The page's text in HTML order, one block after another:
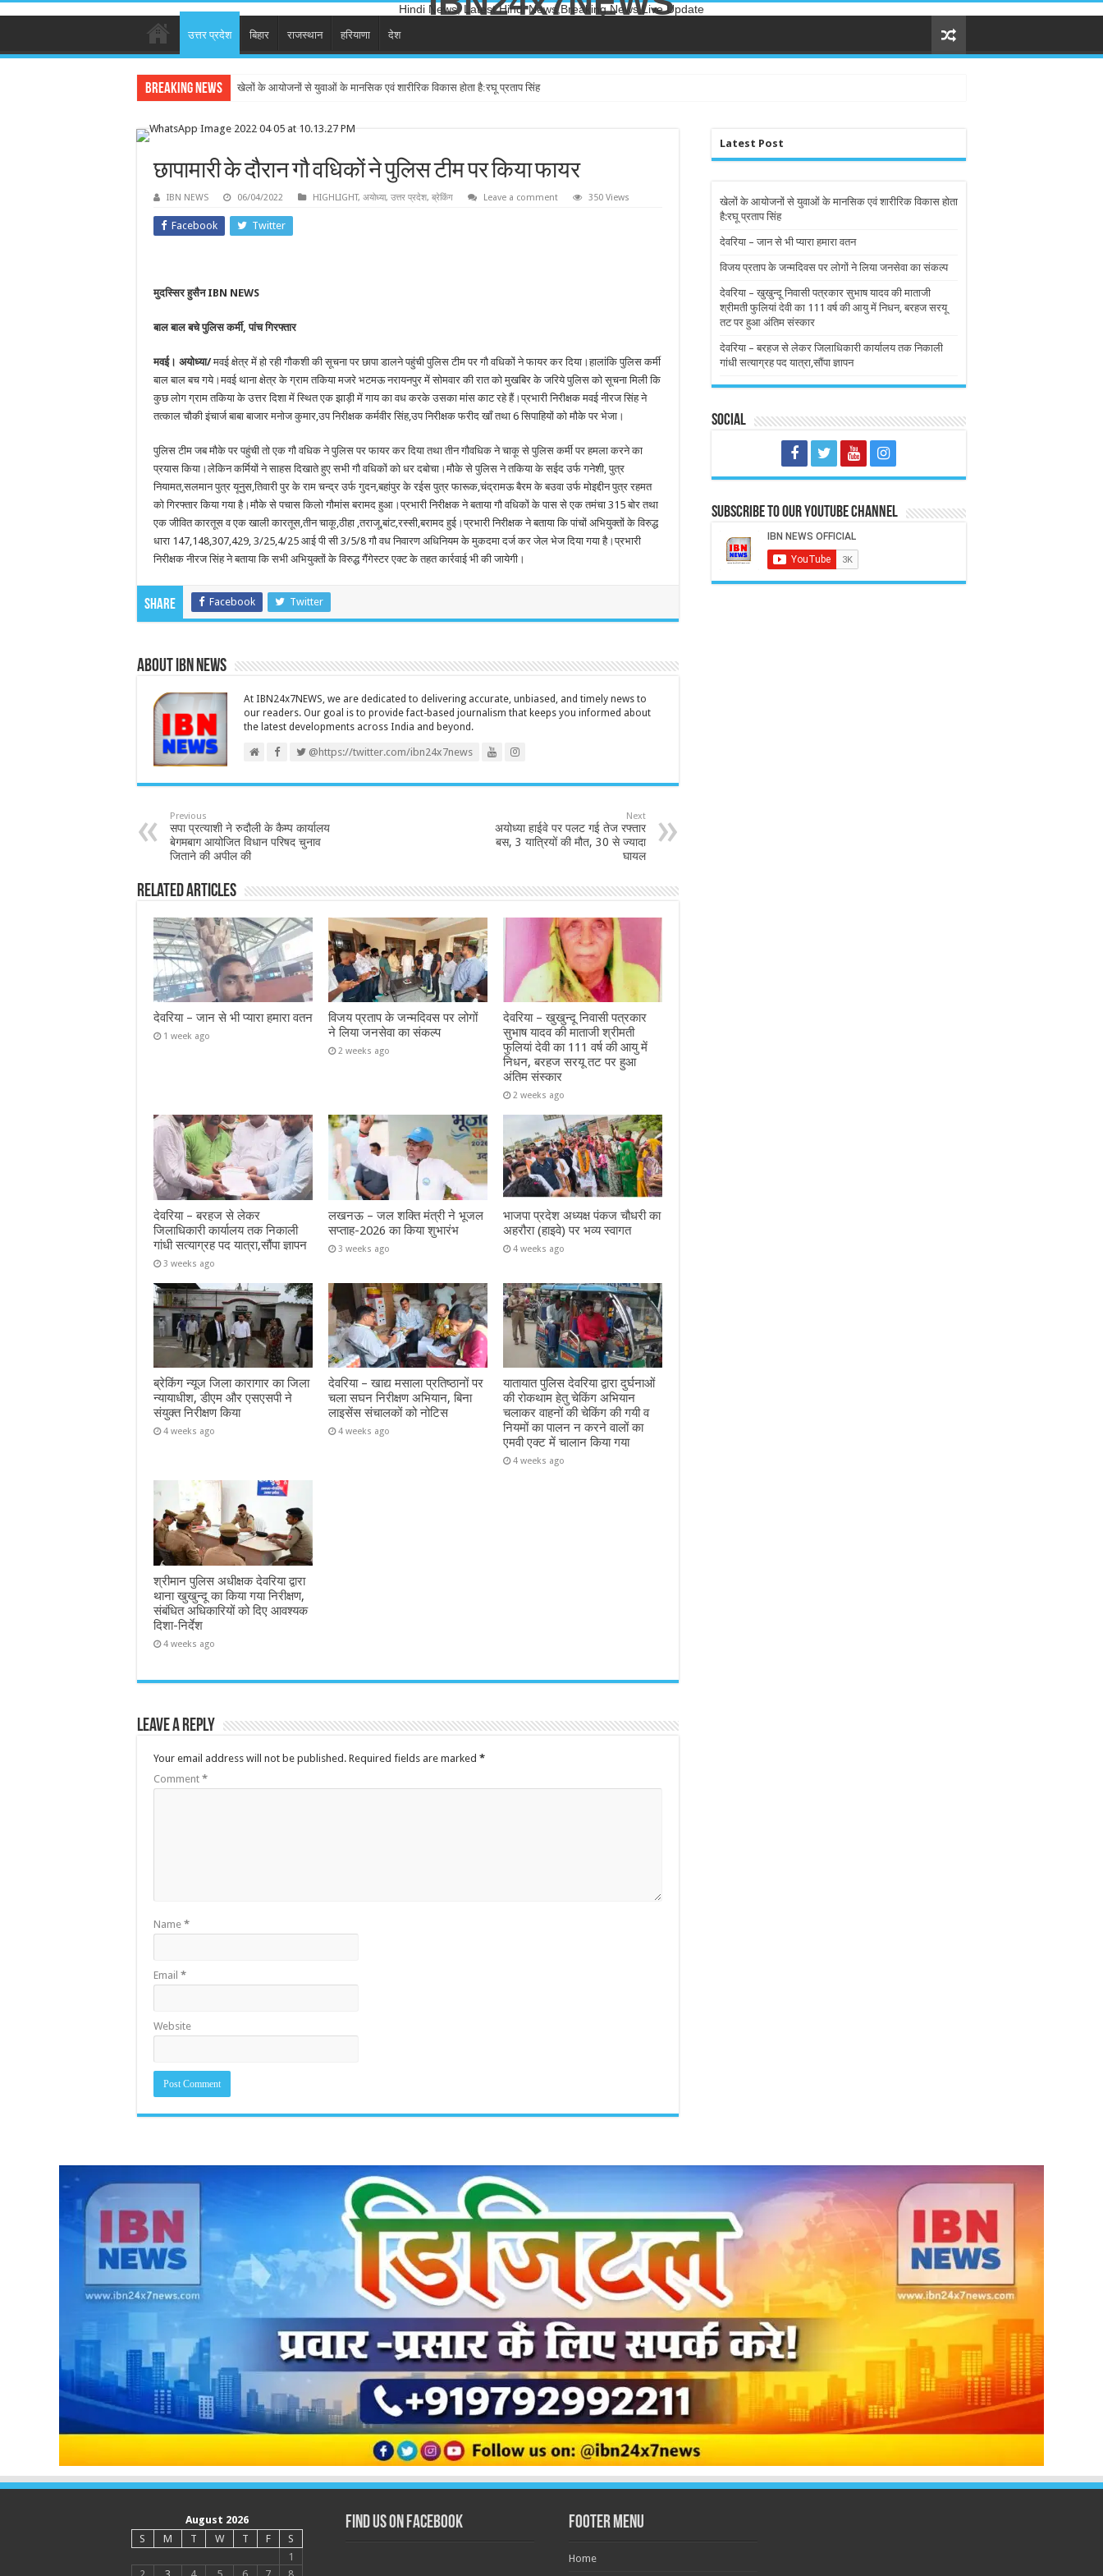
Hindi News, Latest Hindi News,Breaking News,Live Update
उत्तर प्रदेश बिहार राजस्थान हरियाणा देश
Breaking News खेलों के आयोजनों से युवाओं के मानसिक एवं शारीरिक विकास होता है:रघू प्रताप सिंह
छापामारी के दौरान गौ वधिकों ने पुलिस टीम पर किया फायर
IBN NEWS 06/04/2022 HIGHLIGHT, अयोध्या, उत्तर प्रदेश, ब्रेकिंग Leave a comment 350 Views
Facebook Twitter
मुदस्सिर हुसैन IBN NEWS
बाल बाल बचे पुलिस कर्मी, पांच गिरफ्तार
मवई। अयोध्या/मवई क्षेत्र में हो रही गौकशी की सूचना पर छापा डालने पहुंची पुलिस टीम पर गौ वधिकों ने फायर कर दिया।हालांकि पुलिस कर्मी
बाल बाल बच गये।मवई थाना क्षेत्र के ग्राम तकिया मजरे भटमऊ नरायनपुर में सोमवार की रात को मुखबिर के जरिये पुलिस को सूचना मिली कि
कुछ लोग ग्राम तकिया के उत्तर दिशा में स्थित एक झाड़ी में गाय का वध करके उसका मांस काट रहे हैं।प्रभारी निरीक्षक मवई नीरज सिंह ने
तत्काल चौकी इंचार्ज बाबा बाजार मनोज कुमार,उप निरीक्षक कर्मवीर सिंह,उप निरीक्षक फरीद खाँ तथा 6 सिपाहियों को मौके पर भेजा।
पुलिस टीम जब मौके पर पहुंची तो एक गौ वधिक ने पुलिस पर फायर कर दिया तथा तीन गौवधिक ने चाकू से पुलिस कर्मी पर हमला करने का
प्रयास किया।लेकिन कर्मियों ने साहस दिखाते हुए सभी गौ वधिकों को धर दबोचा।मौके से पुलिस ने तकिया के सईद उर्फ गनेशी, पुत्र
नियामत,सलमान पुत्र यूनुस,तिवारी पुर के राम चन्द्र उर्फ गुदन,बहांपुर के रईस पुत्र फारूक,चंद्रामऊ बैरम के बउवा उर्फ मोइद्दीन पुत्र रहमत
को गिरफ्तार किया गया है।मौके से पचास किलो गौमांस बरामद हुआ।प्रभारी निरीक्षक ने बताया गौ वधिकों के पास से एक तमंचा 315 बोर तथा
एक जीवित कारतूस व एक खाली कारतूस,तीन चाकू,ठीहा ,तराजू,बांट,रस्सी,बरामद हुई।प्रभारी निरीक्षक ने बताया कि पांचों अभियुक्तों के विरुद्ध
धारा 147,148,307,429, 3/25,4/25 आई पी सी 3/5/8 गौ वध निवारण अधिनियम के मुकदमा दर्ज कर जेल भेज दिया गया है।प्रभारी
निरीक्षक नीरज सिंह ने बताया कि सभी अभियुक्तों के विरुद्ध गैंगेस्टर एक्ट के तहत कार्रवाई भी की जायेगी।
Share Facebook Twitter
About IBN NEWS
At IBN24x7NEWS, we are dedicated to delivering accurate, unbiased, and timely news to
our readers. Our goal is to provide fact-based journalism that keeps you informed about
the latest developments across India and beyond.
@https://twitter.com/ibn24x7news
Previous
सपा प्रत्याशी ने रुदौली के कैम्प कार्यालय
बेगमबाग आयोजित विधान परिषद चुनाव
जिताने की अपील की
Next
अयोध्या हाईवे पर पलट गई तेज रफ्तार
बस, 3 यात्रियों की मौत, 30 से ज्यादा
घायल
Related Articles
देवरिया – जान से भी प्यारा हमारा वतन
1 week ago
विजय प्रताप के जन्मदिवस पर लोगों
ने लिया जनसेवा का संकल्प
2 weeks ago
देवरिया – खुखुन्दू निवासी पत्रकार
सुभाष यादव की माताजी श्रीमती
फुलियां देवी का 111 वर्ष की आयु में
निधन, बरहज सरयू तट पर हुआ
अंतिम संस्कार
2 weeks ago
देवरिया – बरहज से लेकर
जिलाधिकारी कार्यालय तक निकाली
गांधी सत्याग्रह पद यात्रा,सौंपा ज्ञापन
3 weeks ago
लखनऊ – जल शक्ति मंत्री ने भूजल
सप्ताह-2026 का किया शुभारंभ
3 weeks ago
भाजपा प्रदेश अध्यक्ष पंकज चौधरी का
अहरौरा (हाइवे) पर भव्य स्वागत
4 weeks ago
ब्रेकिंग न्यूज जिला कारागार का जिला
न्यायाधीश, डीएम और एसएसपी ने
संयुक्त निरीक्षण किया
4 weeks ago
देवरिया – खाद्य मसाला प्रतिष्ठानों पर
चला सघन निरीक्षण अभियान, बिना
लाइसेंस संचालकों को नोटिस
4 weeks ago
यातायात पुलिस देवरिया द्वारा दुर्घनाओं
की रोकथाम हेतु चेकिंग अभियान
चलाकर वाहनों की चेकिंग की गयी व
नियमों का पालन न करने वालों का
एमवी एक्ट में चालान किया गया
4 weeks ago
श्रीमान पुलिस अधीक्षक देवरिया द्वारा
थाना खुखुन्दू का किया गया निरीक्षण,
संबंधित अधिकारियों को दिए आवश्यक
दिशा-निर्देश
4 weeks ago
Leave a Reply
Your email address will not be published. Required fields are marked *
Comment *
Name *
Email *
Website
Latest Post
खेलों के आयोजनों से युवाओं के मानसिक एवं शारीरिक विकास होता
है:रघू प्रताप सिंह
देवरिया – जान से भी प्यारा हमारा वतन
विजय प्रताप के जन्मदिवस पर लोगों ने लिया जनसेवा का संकल्प
देवरिया – खुखुन्दू निवासी पत्रकार सुभाष यादव की माताजी
श्रीमती फुलियां देवी का 111 वर्ष की आयु में निधन, बरहज सरयू
तट पर हुआ अंतिम संस्कार
देवरिया – बरहज से लेकर जिलाधिकारी कार्यालय तक निकाली
गांधी सत्याग्रह पद यात्रा,सौंपा ज्ञापन
Social
Subscribe to our Youtube Channel
August 2026
S
M T W T F
S
1
Find us on Facebook Footer Menu
Home